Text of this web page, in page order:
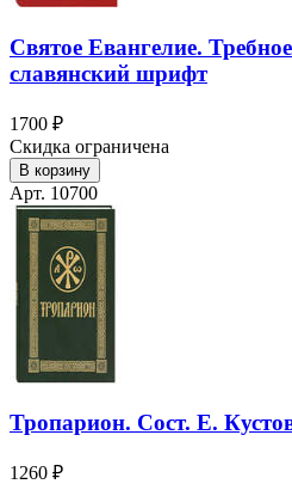
Святое Евангелие.
славянский шрифт
1700 ₽
Скидка ограничена
В корзину
Арт. 10700
Тропарион. Сост. Е.
1260 ₽